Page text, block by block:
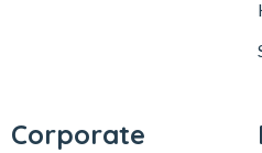
Corporate